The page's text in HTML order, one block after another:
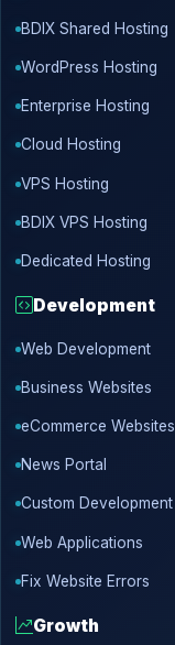
BDIX Shared Hosting
WordPress Hosting
Enterprise Hosting
Cloud Hosting
VPS Hosting
BDIX VPS Hosting
Dedicated Hosting
Development
Web Development
Business Websites
eCommerce Websites
News Portal
Custom Development
Web Applications
Fix Website Errors
Growth